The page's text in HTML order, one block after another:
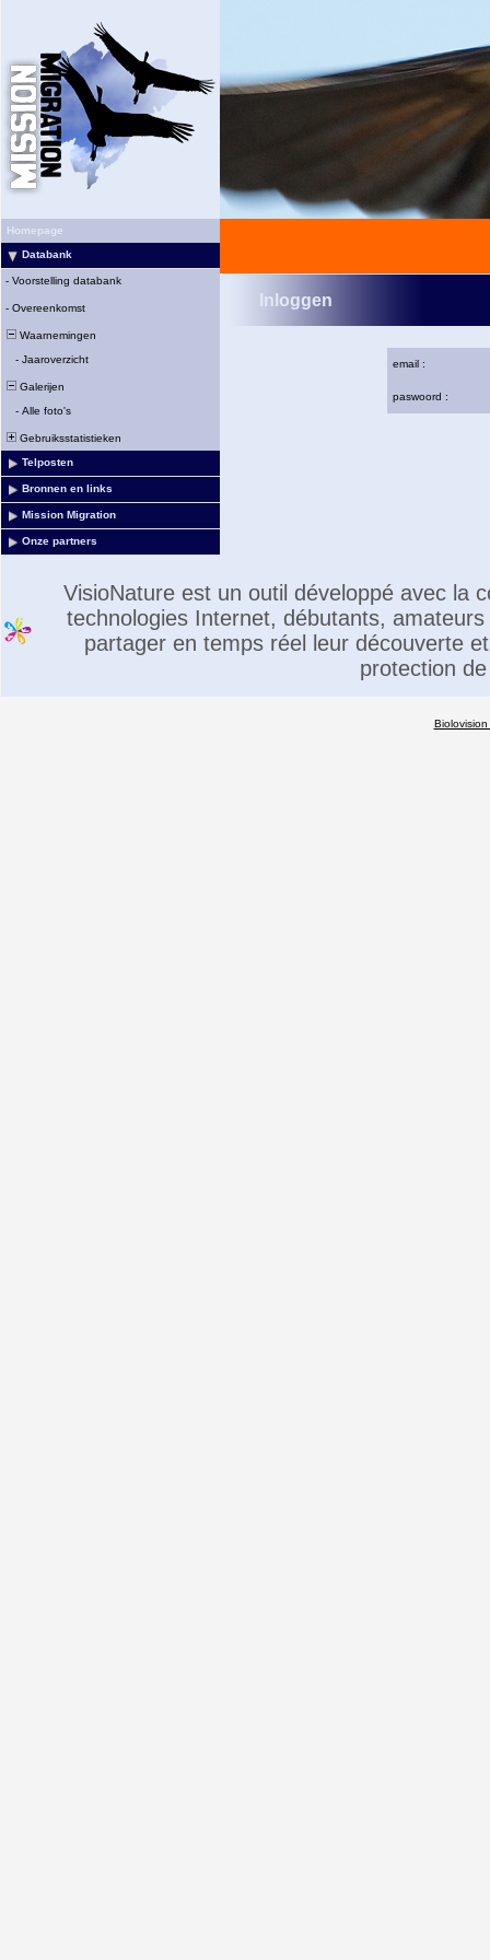
Homepage
Databank
- Voorstelling databank
- Overeenkomst
Waarnemingen
- Jaaroverzicht
Galerijen
- Alle foto's
Gebruiksstatistieken
Telposten
Bronnen en links
Mission Migration
Onze partners
Inloggen
email :
paswoord :
VisioNature est un outil développé avec la
technologies Internet, débutants,
partager en temps réel leur découverte
protection
Biolovision